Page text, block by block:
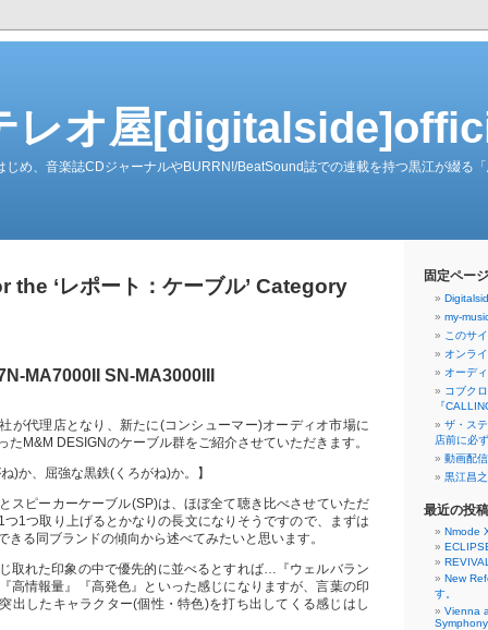
レオ屋
め、音楽誌CDジャーナルやBURRN!/BeatSound誌での連載を持つ黒江が綴る「
the ‘レポート：ケーブル’ Category
MA7000II SN-MA3000III
が代理店となり、新たに(コンシューマー)オーディオ市場に
たM&M DESIGNのケーブル群をご紹介させていただきます。
)か、屈強な黒鉄(くろがね)か。】
スピーカーケーブル(SP)は、ほぼ全て聴き比べさせていただ
1つ取り上げるとかなりの長文になりそうですので、まずは
きる同ブランドの傾向から述べてみたいと思います。
取れた印象の中で優先的に並べるとすれば…『ウェルバラン
高情報量』『高発色』といった感じになりますが、言葉の印
出したキャラクター(個性・特色)を打ち出してくる感じはし
固定ページ
my-
このサ
オンラ
オーデ
コブク
『
ザ・ス
店前に必
動画配
黒江昌
最近の投稿
Nmode
New
す。
Vienna